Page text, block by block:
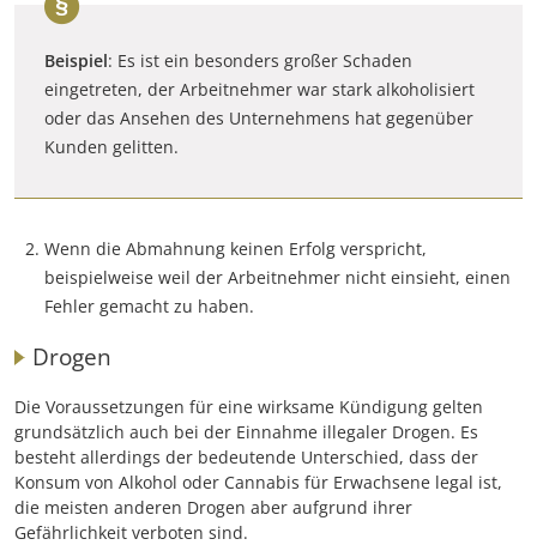
Beispiel: Es ist ein besonders großer Schaden
eingetreten, der Arbeitnehmer war stark alkoholisiert
oder das Ansehen des Unternehmens hat gegenüber
Kunden gelitten.
Wenn die Abmahnung keinen Erfolg verspricht,
beispielweise weil der Arbeitnehmer nicht einsieht, einen
Fehler gemacht zu haben.
Drogen
Die Voraussetzungen für eine wirksame Kündigung gelten
grundsätzlich auch bei der Einnahme illegaler Drogen. Es
besteht allerdings der bedeutende Unterschied, dass der
Konsum von Alkohol oder Cannabis für Erwachsene legal ist,
die meisten anderen Drogen aber aufgrund ihrer
Gefährlichkeit verboten sind.